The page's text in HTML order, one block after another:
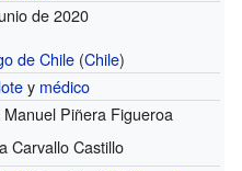
de 2020
de Chile (Chile)
y médico
Manuel Piñera Figueroa
Carvallo Castillo